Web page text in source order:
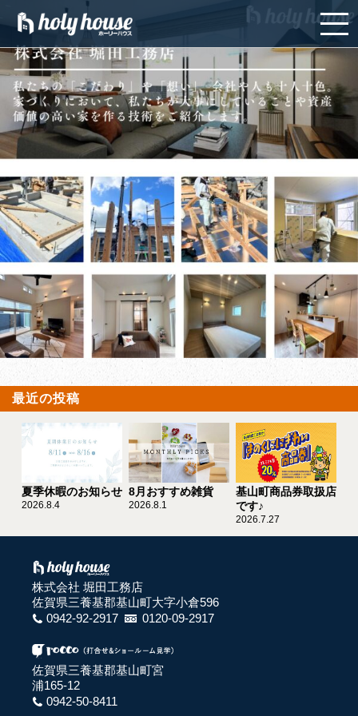
最近の投稿
夏季休暇のお知らせ
2026.8.4
8月おすすめ雑貨
2026.8.1
基山町商品券取扱店
です♪
2026.7.27
株式会社 堀田工務店
佐賀県三養基郡基山町大字小倉596
0942-92-2917
0120-09-2917
佐賀県三養基郡基山町宮
浦165-12
0942-50-8411